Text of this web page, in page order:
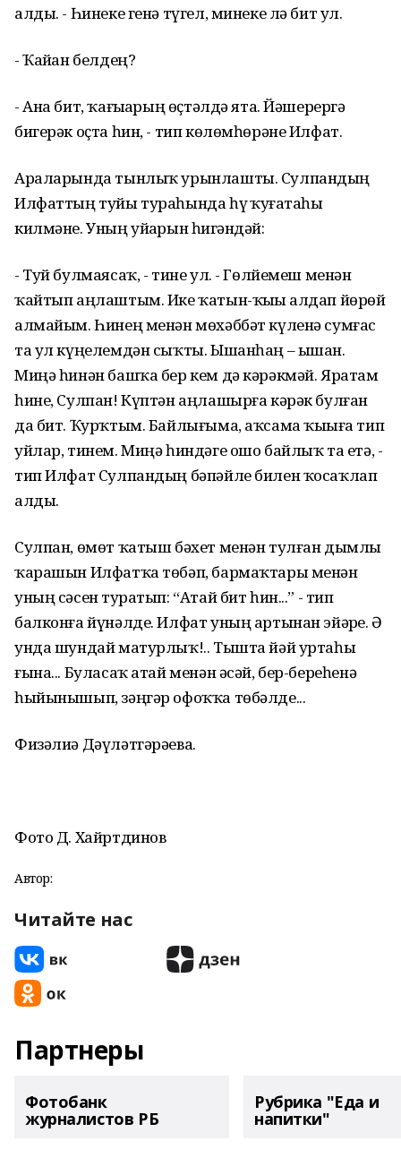
алды. - Һинеке генә түгел, минеке лә бит ул.
- Ҡайҙан белдең?
- Ана бит, ҡағыҙҙарың өҫтәлдә ята. Йәшерергә
бигерәк оҫта һин, - тип көлөмһөрәне Илфат.
Араларында тынлыҡ урынлашты. Сулпандың
Илфаттың туйы тураһында һүҙ ҡуҙғатаһы
килмәне. Уның уйҙарын һиҙгәндәй:
- Туй булмаясаҡ, - тине ул. - Гөлйемеш менән
ҡайтып аңлаштым. Ике ҡатын-ҡыҙҙы алдап йөрөй
алмайым. Һинең менән мөхәббәт күленә сумғас
та ул күңелемдән сыҡты. Ышанһаң – ышан.
Миңә һинән башҡа бер кем дә кәрәкмәй. Яратам
һине, Сулпан! Күптән аңлашырға кәрәк булған
да бит. Ҡурҡтым. Байлығыма, аҡсама ҡыҙыға тип
уйлар, тинем. Миңә һиндәге ошо байлыҡ та етә, -
тип Илфат Сулпандың бәпәйле билен ҡосаҡлап
алды.
Сулпан, өмөт ҡатыш бәхет менән тулған дымлы
ҡарашын Илфатҡа төбәп, бармаҡтары менән
уның сәсен туҙратып: “Атай бит һин...” - тип
балконға йүнәлде. Илфат уның артынан эйәрҙе. Ә
унда шундай матурлыҡ!.. Тышта йәй уртаһы
ғына... Буласаҡ атай менән әсәй, бер-береһенә
һыйынышып, зәңгәр офоҡҡа төбәлде...
Физәлиә Дәүләтгәрәева.
Фото Д. Хайртдинов
Автор:
Читайте нас
Партнеры
Фотобанк
журналистов РБ
Рубрика "Еда и
напитки"